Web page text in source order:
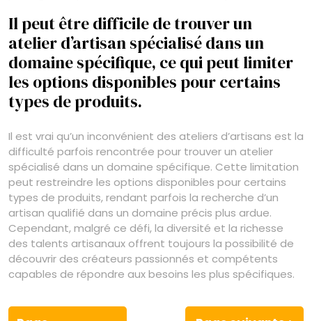
Il peut être difficile de trouver un
atelier d’artisan spécialisé dans un
domaine spécifique, ce qui peut limiter
les options disponibles pour certains
types de produits.
Il est vrai qu’un inconvénient des ateliers d’artisans est la
difficulté parfois rencontrée pour trouver un atelier
spécialisé dans un domaine spécifique. Cette limitation
peut restreindre les options disponibles pour certains
types de produits, rendant parfois la recherche d’un
artisan qualifié dans un domaine précis plus ardue.
Cependant, malgré ce défi, la diversité et la richesse
des talents artisanaux offrent toujours la possibilité de
découvrir des créateurs passionnés et compétents
capables de répondre aux besoins les plus spécifiques.
Navigation